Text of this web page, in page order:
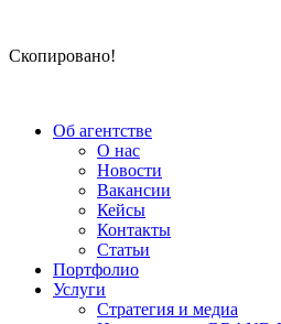
Скопировано!
Об агентстве
О нас
Новости
Вакансии
Кейсы
Контакты
Статьи
Портфолио
Услуги
Стратегия и медиа